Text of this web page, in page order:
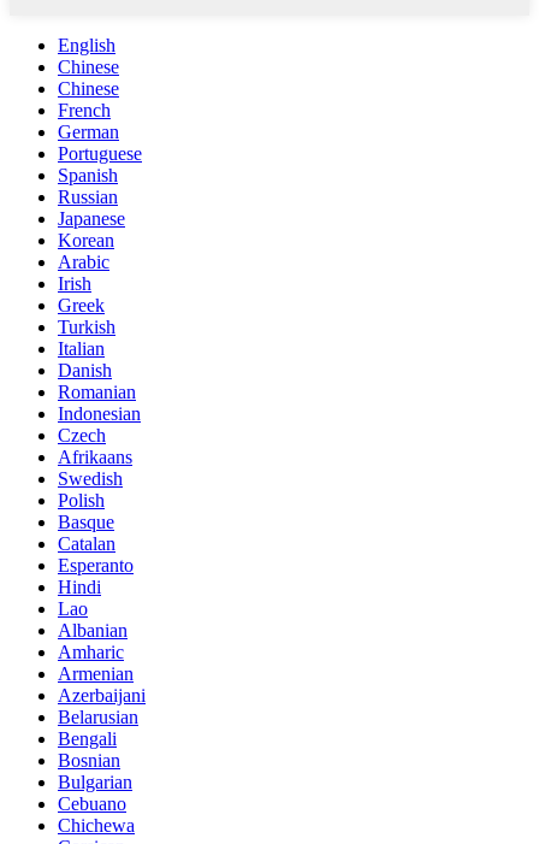
English
Chinese
Chinese
French
German
Portuguese
Spanish
Russian
Japanese
Korean
Arabic
Irish
Greek
Turkish
Italian
Danish
Romanian
Indonesian
Czech
Afrikaans
Swedish
Polish
Basque
Catalan
Esperanto
Hindi
Lao
Albanian
Amharic
Armenian
Azerbaijani
Belarusian
Bengali
Bosnian
Bulgarian
Cebuano
Chichewa